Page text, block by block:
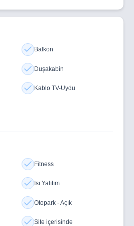
Balkon
Duşakabin
Kablo TV-Uydu
Fitness
Isı Yalıtım
Otopark - Açık
Site içerisinde